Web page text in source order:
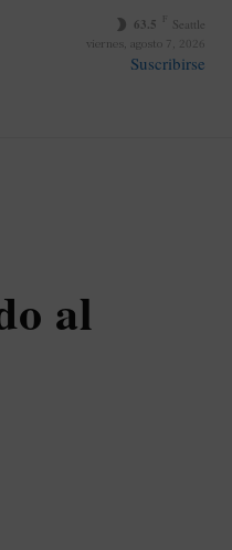
63.5 F
Seattle
viernes, agosto 7, 2026
Suscribirse
al